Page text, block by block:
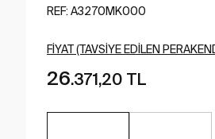
REF: A3270MK000
FIYAT (TAVSIYE EDILEN
26.371,20 TL